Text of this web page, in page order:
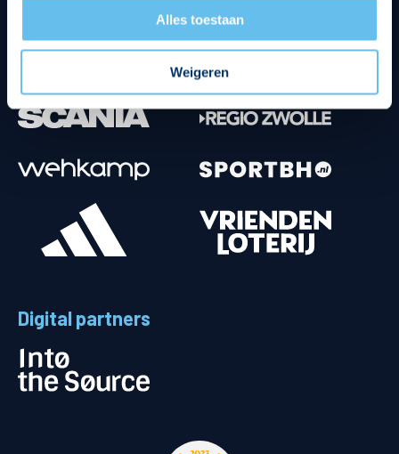
Alles toestaan
Weigeren
Digital partners